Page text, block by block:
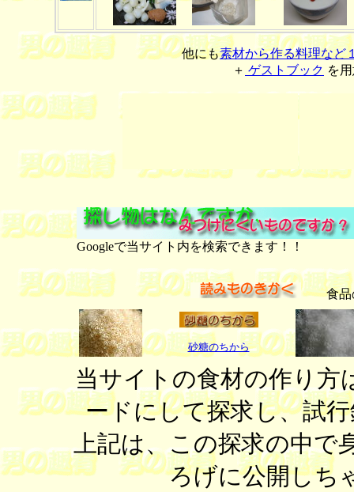
他にも素材から作る料理など
＋ ゲストブック を
Googleで当サイト内を検索できます！！
食品の
砂糖のちから
当サイトの食材の作り方
ードにして探求し、試
上記は、この探求の中で
ろげに公開しち